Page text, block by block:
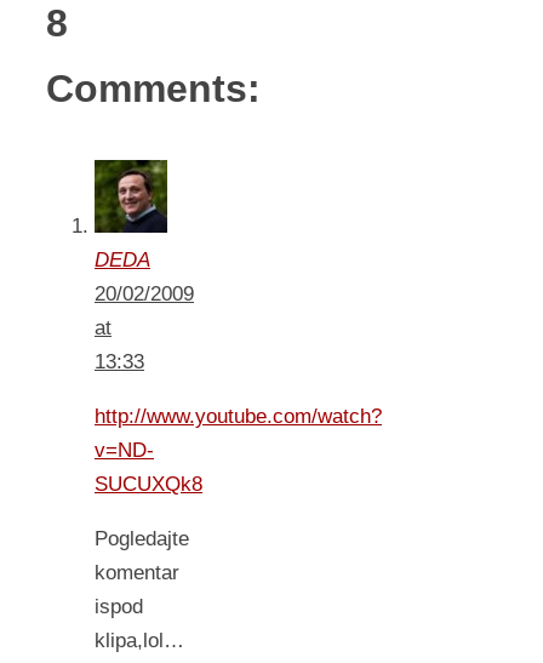
8
Comments:
DEDA
20/02/2009
at
13:33
http://www.youtube.com/watch?
v=ND-
SUCUXQk8
Pogledajte
komentar
ispod
klipa,lol…